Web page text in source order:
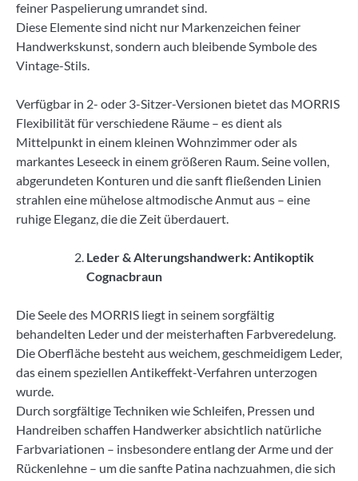
feiner Paspelierung umrandet sind.
Diese Elemente sind nicht nur Markenzeichen feiner
Handwerkskunst, sondern auch bleibende Symbole des
Vintage-Stils.
Verfügbar in 2- oder 3-Sitzer-Versionen bietet das MORRIS
Flexibilität für verschiedene Räume – es dient als
Mittelpunkt in einem kleinen Wohnzimmer oder als
markantes Leseeck in einem größeren Raum. Seine vollen,
abgerundeten Konturen und die sanft fließenden Linien
strahlen eine mühelose altmodische Anmut aus – eine
ruhige Eleganz, die die Zeit überdauert.
Leder & Alterungshandwerk: Antikoptik
Cognacbraun
Die Seele des MORRIS liegt in seinem sorgfältig
behandelten Leder und der meisterhaften Farbveredelung.
Die Oberfläche besteht aus weichem, geschmeidigem Leder,
das einem speziellen Antikeffekt-Verfahren unterzogen
wurde.
Durch sorgfältige Techniken wie Schleifen, Pressen und
Handreiben schaffen Handwerker absichtlich natürliche
Farbvariationen – insbesondere entlang der Arme und der
Rückenlehne – um die sanfte Patina nachzuahmen, die sich